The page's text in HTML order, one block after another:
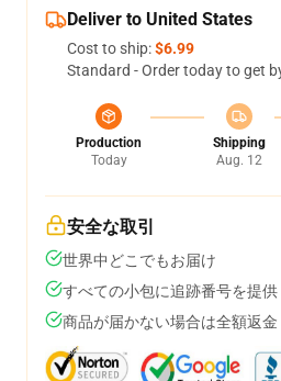
Deliver to United States
Cost to ship:$6.99
Standard - Order today to get
Production
Today
Shipping
Aug. 12
安全な取引
世界中どこでもお届け
すべての小包に追跡番号を提供
商品が届かない場合は全額返金